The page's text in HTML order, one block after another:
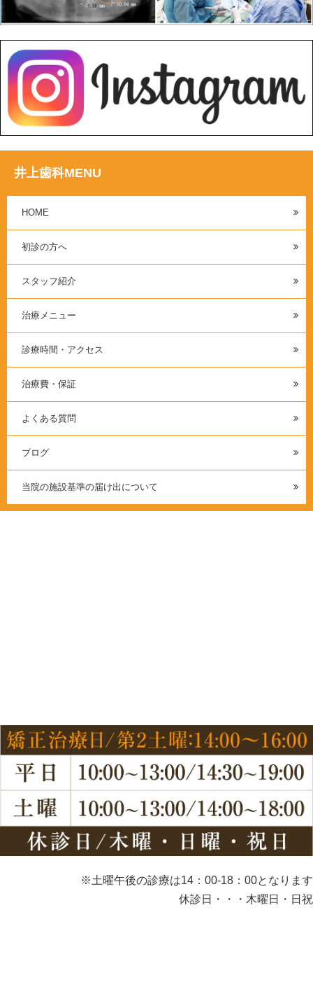
井上歯科MENU
HOME
初診の方へ
スタッフ紹介
治療メニュー
診療時間・アクセス
治療費・保証
よくある質問
ブログ
当院の施設基準の届け出について
※土曜午後の診療は14：00-18：00となります
休診日・・・木曜日・日祝